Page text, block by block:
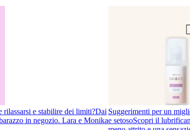
rilassarsi e stabilire dei limiti?Dai
in negozio. Lara e Monika
Suggerimenti per un
e setosoScopri il